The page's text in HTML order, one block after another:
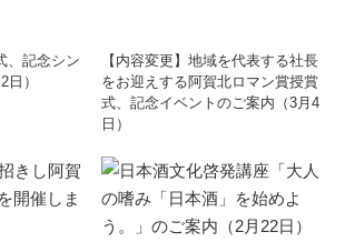
、記念シン
）
【内容変更】地域を代表する社長
をお迎えする阿賀北ロマン賞授賞
式、記念イベントのご案内（3月4
日）